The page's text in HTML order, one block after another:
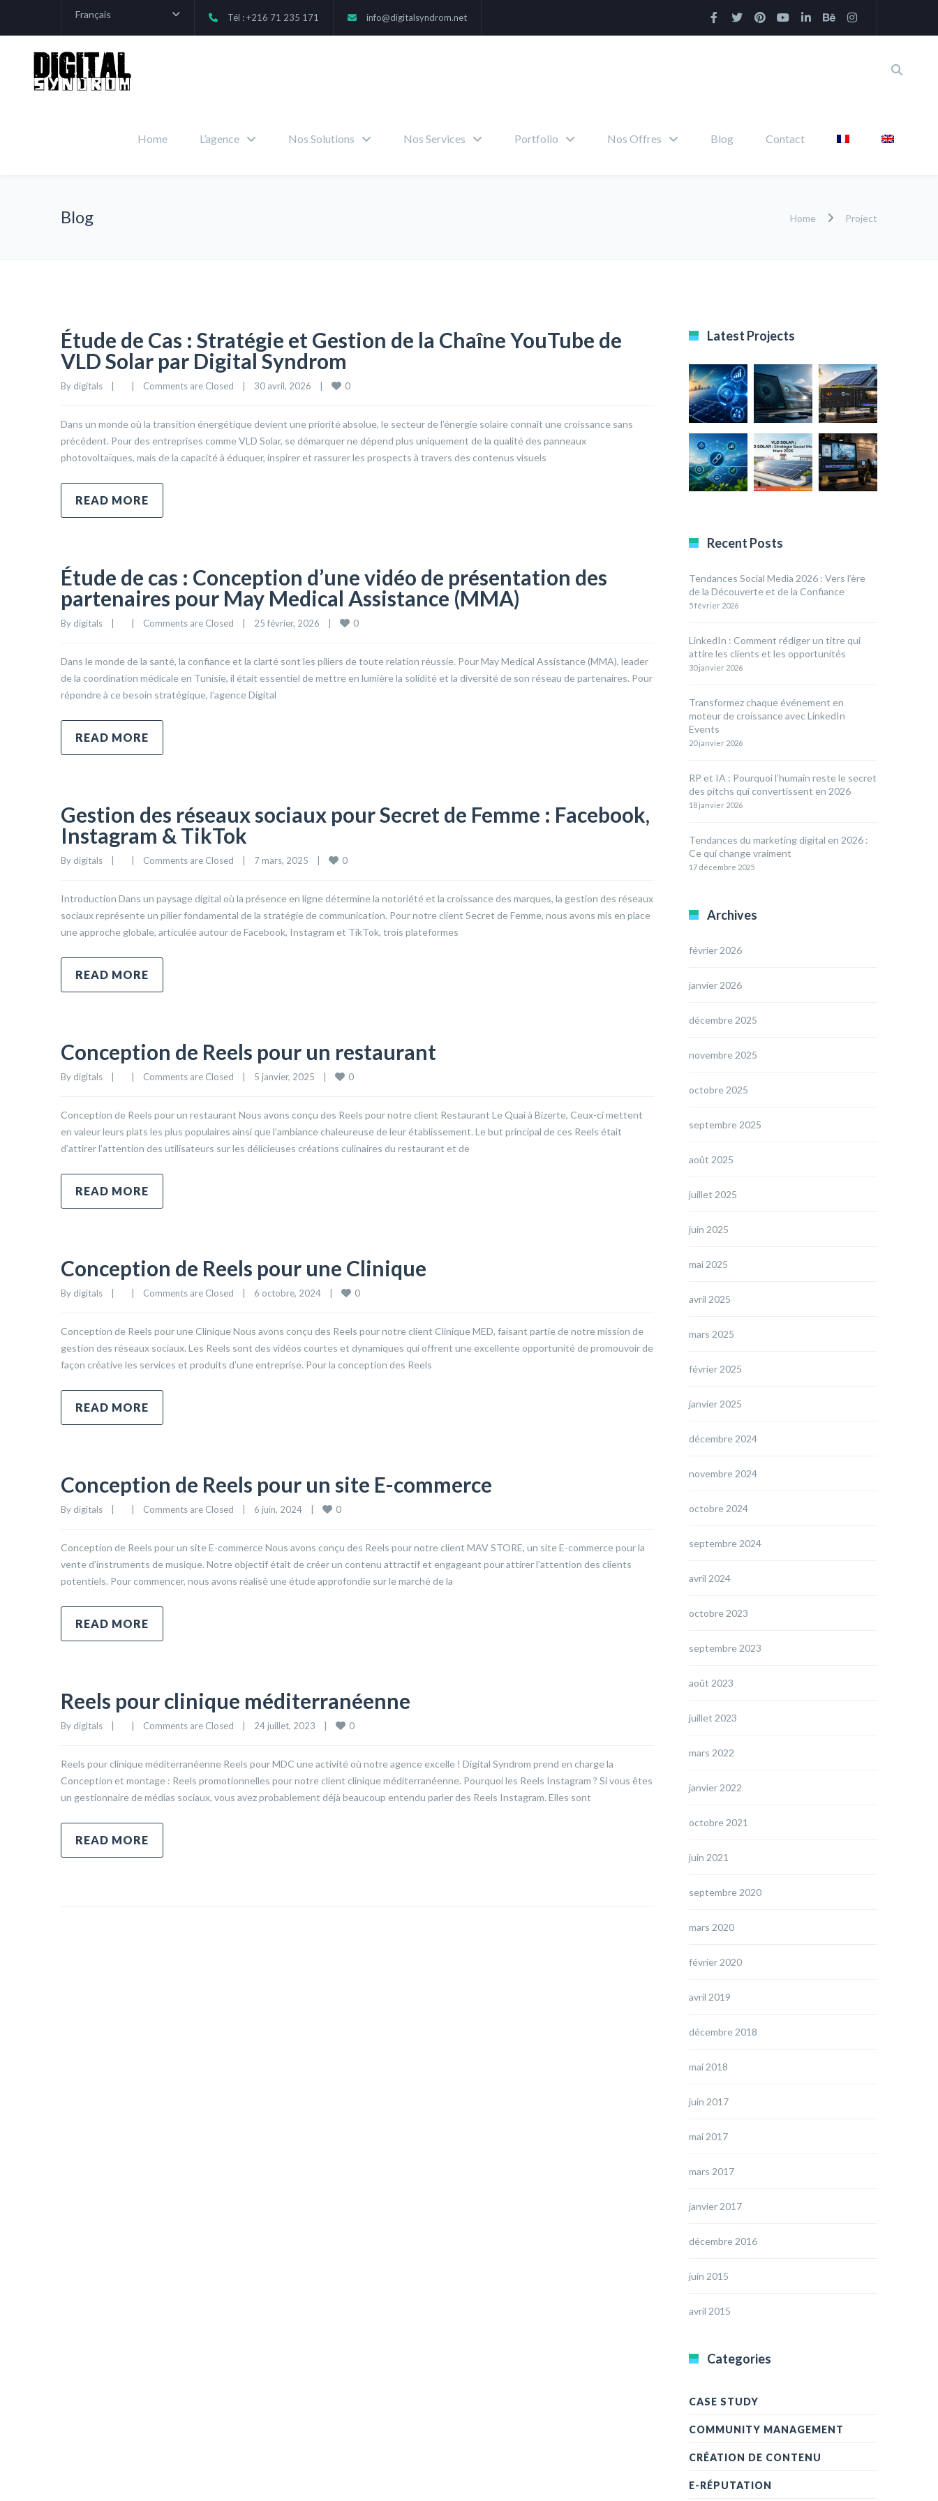
Français Tél : +216 71 235 171 info@digitalsyndrom.net
Home L’agence Nos Solutions Nos Services Portfolio Nos Offres Blog Contact
Blog Home Project
Étude de Cas : Stratégie et Gestion de la Chaîne YouTube de
VLD Solar par Digital Syndrom
By digitals Comments are Closed 30 avril, 2026 0
Dans un monde où la transition énergétique devient une priorité absolue, le secteur de l’énergie solaire connaît une croissance sans
précédent. Pour des entreprises comme VLD Solar, se démarquer ne dépend plus uniquement de la qualité des panneaux
photovoltaïques, mais de la capacité à éduquer, inspirer et rassurer les prospects à travers des contenus visuels
READ MORE
Étude de cas : Conception d’une vidéo de présentation des
partenaires pour May Medical Assistance (MMA)
By digitals Comments are Closed 25 février, 2026 0
Dans le monde de la santé, la confiance et la clarté sont les piliers de toute relation réussie. Pour May Medical Assistance (MMA), leader
de la coordination médicale en Tunisie, il était essentiel de mettre en lumière la solidité et la diversité de son réseau de partenaires. Pour
répondre à ce besoin stratégique, l’agence Digital
READ MORE
Gestion des réseaux sociaux pour Secret de Femme : Facebook,
Instagram & TikTok
By digitals Comments are Closed 7 mars, 2025 0
Introduction Dans un paysage digital où la présence en ligne détermine la notoriété et la croissance des marques, la gestion des réseaux
sociaux représente un pilier fondamental de la stratégie de communication. Pour notre client Secret de Femme, nous avons mis en place
une approche globale, articulée autour de Facebook, Instagram et TikTok, trois plateformes
READ MORE
Conception de Reels pour un restaurant
By digitals Comments are Closed 5 janvier, 2025 0
Conception de Reels pour un restaurant Nous avons conçu des Reels pour notre client Restaurant Le Quai à Bizerte, Ceux-ci mettent
en valeur leurs plats les plus populaires ainsi que l’ambiance chaleureuse de leur établissement. Le but principal de ces Reels était
d’attirer l’attention des utilisateurs sur les délicieuses créations culinaires du restaurant et de
READ MORE
Conception de Reels pour une Clinique
By digitals Comments are Closed 6 octobre, 2024 0
Conception de Reels pour une Clinique Nous avons conçu des Reels pour notre client Clinique MED, faisant partie de notre mission de
gestion des réseaux sociaux. Les Reels sont des vidéos courtes et dynamiques qui offrent une excellente opportunité de promouvoir de
façon créative les services et produits d’une entreprise. Pour la conception des Reels
READ MORE
Conception de Reels pour un site E-commerce
By digitals Comments are Closed 6 juin, 2024 0
Conception de Reels pour un site E-commerce Nous avons conçu des Reels pour notre client MAV STORE, un site E-commerce pour la
vente d’instruments de musique. Notre objectif était de créer un contenu attractif et engageant pour attirer l’attention des clients
potentiels. Pour commencer, nous avons réalisé une étude approfondie sur le marché de la
READ MORE
Reels pour clinique méditerranéenne
By digitals Comments are Closed 24 juillet, 2023 0
Reels pour clinique méditerranéenne Reels pour MDC une activité où notre agence excelle ! Digital Syndrom prend en charge la
Conception et montage : Reels promotionnelles pour notre client clinique méditerranéenne. Pourquoi les Reels Instagram ? Si vous êtes
un gestionnaire de médias sociaux, vous avez probablement déjà beaucoup entendu parler des Reels Instagram. Elles sont
READ MORE
Latest Projects
Recent Posts
Tendances Social Media 2026 : Vers l’ère
de la Découverte et de la Confiance
5 février 2026
LinkedIn : Comment rédiger un titre qui
attire les clients et les opportunités
30 janvier 2026
Transformez chaque événement en
moteur de croissance avec LinkedIn
Events
20 janvier 2026
RP et IA : Pourquoi l’humain reste le secret
des pitchs qui convertissent en 2026
18 janvier 2026
Tendances du marketing digital en 2026 :
Ce qui change vraiment
17 décembre 2025
Archives
février 2026
janvier 2026
décembre 2025
novembre 2025
octobre 2025
septembre 2025
août 2025
juillet 2025
juin 2025
mai 2025
avril 2025
mars 2025
février 2025
janvier 2025
décembre 2024
novembre 2024
octobre 2024
septembre 2024
avril 2024
octobre 2023
septembre 2023
août 2023
juillet 2023
mars 2022
janvier 2022
octobre 2021
juin 2021
septembre 2020
mars 2020
février 2020
avril 2019
décembre 2018
mai 2018
juin 2017
mai 2017
mars 2017
janvier 2017
décembre 2016
juin 2015
avril 2015
Categories
CASE STUDY
COMMUNITY MANAGEMENT
CRÉATION DE CONTENU
E-RÉPUTATION